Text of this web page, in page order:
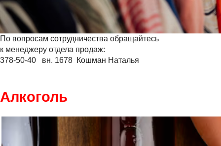
По вопросам сотрудничества обращайтесь
к менеджеру отдела продаж:
378-50-40 вн. 1678 Кошман Наталья
Алкоголь